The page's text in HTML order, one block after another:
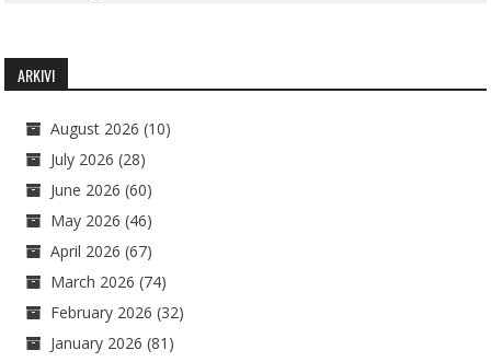
ARKIVI
August 2026 (10)
July 2026 (28)
June 2026 (60)
May 2026 (46)
April 2026 (67)
March 2026 (74)
February 2026 (32)
January 2026 (81)